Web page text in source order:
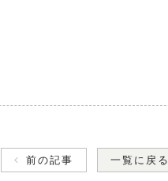
前の記事 一覧に戻る